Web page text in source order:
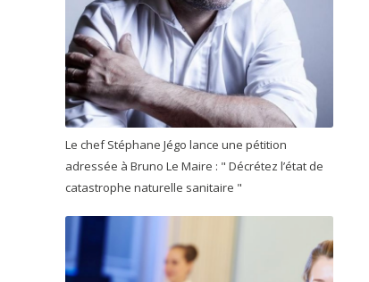
Le chef Stéphane Jégo lance une pétition
adressée à Bruno Le Maire : " Décrétez l’état de
catastrophe naturelle sanitaire "